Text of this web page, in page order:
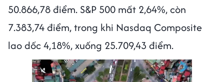
50.866,78 điểm. S&P 500 mất 2,64%, còn
7.383,74 điểm, trong khi Nasdaq Composite
lao dốc 4,18%, xuống 25.709,43 điểm.